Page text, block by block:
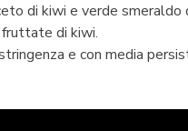
di kiwi e verde smeraldo
di kiwi.
e con media